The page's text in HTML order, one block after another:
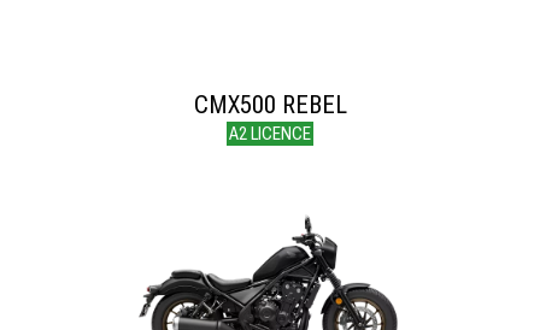
CMX500 REBEL
A2 LICENCE